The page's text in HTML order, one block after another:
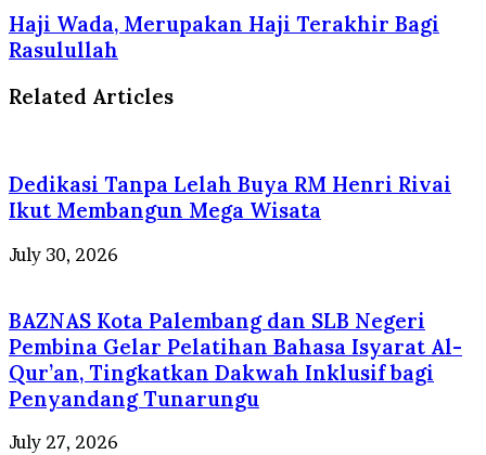
Haji Wada, Merupakan Haji Terakhir Bagi
Rasulullah
Related Articles
Dedikasi Tanpa Lelah Buya RM Henri Rivai
Ikut Membangun Mega Wisata
July 30, 2026
BAZNAS Kota Palembang dan SLB Negeri
Pembina Gelar Pelatihan Bahasa Isyarat Al-
Qur’an, Tingkatkan Dakwah Inklusif bagi
Penyandang Tunarungu
July 27, 2026